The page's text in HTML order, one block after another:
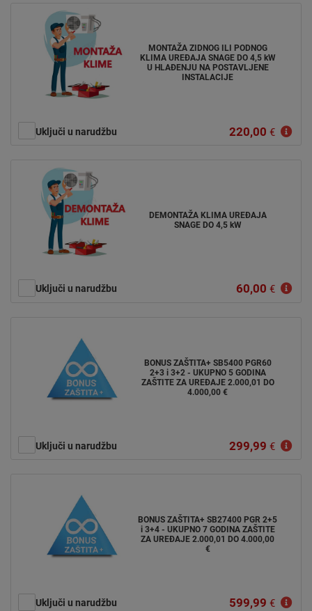
MONTAŽA ZIDNOG ILI PODNOG
KLIMA UREĐAJA SNAGE DO 4,5 kW
U HLAĐENJU NA POSTAVLJENE
INSTALACIJE
Uključi u narudžbu 220,00 €
DEMONTAŽA KLIMA UREĐAJA
SNAGE DO 4,5 kW
Uključi u narudžbu 60,00 €
BONUS ZAŠTITA+ SB5400 PGR60
2+3 i 3+2 - UKUPNO 5 GODINA
ZAŠTITE ZA UREĐAJE 2.000,01 DO
4.000,00 €
Uključi u narudžbu 299,99 €
BONUS ZAŠTITA+ SB27400 PGR 2+5
i 3+4 - UKUPNO 7 GODINA ZAŠTITE
ZA UREĐAJE 2.000,01 DO 4.000,00
€
Uključi u narudžbu 599,99 €